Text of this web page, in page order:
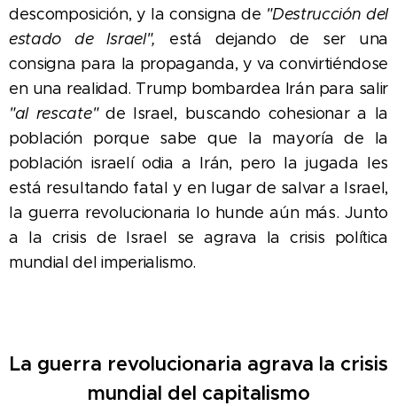
descomposición, y la consigna de "Destrucción del
estado de Israel", está dejando de ser una
consigna para la propaganda, y va convirtiéndose
en una realidad. Trump bombardea Irán para salir
"al rescate"de Israel, buscando cohesionar a la
población porque sabe que la mayoría de la
población israelí odia a Irán, pero la jugada les
está resultando fatal y en lugar de salvar a Israel,
la guerra revolucionaria lo hunde aún más. Junto
a la crisis de Israel se agrava la crisis política
mundial del imperialismo.
La guerra revolucionaria agrava la crisis
mundial del capitalismo